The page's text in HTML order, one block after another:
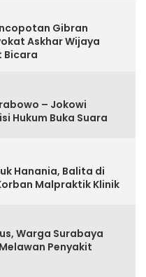
Gibran
Askhar Wijaya
Bicara
– Jokowi
Hukum Buka Suara
Hanania, Balita di
Malpraktik Klinik
Warga Surabaya
Penyakit